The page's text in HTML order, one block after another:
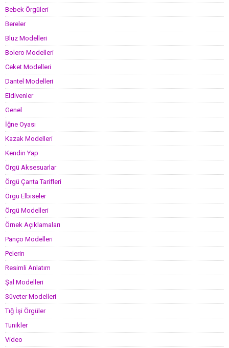
Bebek Örgüleri
Bereler
Bluz Modelleri
Bolero Modelleri
Ceket Modelleri
Dantel Modelleri
Eldivenler
Genel
İğne Oyası
Kazak Modelleri
Kendin Yap
Örgü Aksesuarlar
Örgü Çanta Tarifleri
Örgü Elbiseler
Örgü Modelleri
Örnek Açıklamaları
Panço Modelleri
Pelerin
Resimli Anlatım
Şal Modelleri
Süveter Modelleri
Tığ İşi Örgüler
Tunikler
Video